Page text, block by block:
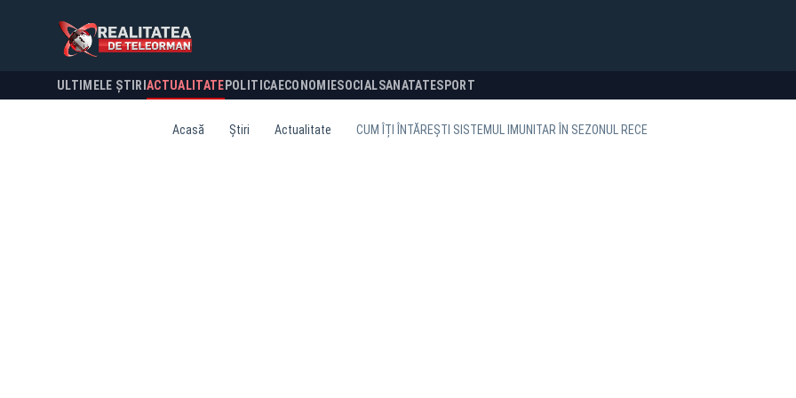
ULTIMELE ȘTIRI ACTUALITATE POLITICA ECONOMIESOCIALSANATATESPORT
Acasă Știri Actualitate CUM ÎȚI ÎNTĂREȘTI SISTEMUL IMUNITAR ÎN SEZONUL RECE